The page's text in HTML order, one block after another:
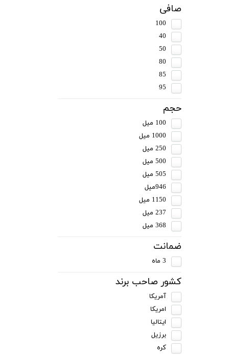
صافی
100
40
50
80
85
95
حجم
100 میل
1000 میل
250 میل
500 میل
505 میل
946میل
1150 میل
237 میل
368 میل
ضمانت
3 ماه
کشور صاحب برند
آمریکا
امریکا
ایتالیا
برزیل
کره